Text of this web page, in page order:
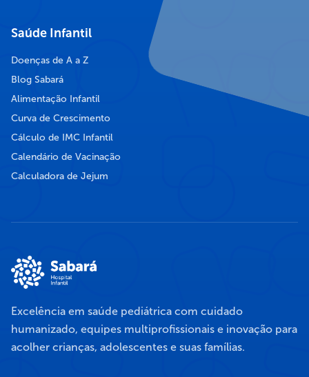
Saúde Infantil
Doenças de A a Z
Blog Sabará
Alimentação Infantil
Curva de Crescimento
Cálculo de IMC Infantil
Calendário de Vacinação
Calculadora de Jejum
Excelência em saúde pediátrica com cuidado
humanizado, equipes multiprofissionais e inovação para
acolher crianças, adolescentes e suas famílias.